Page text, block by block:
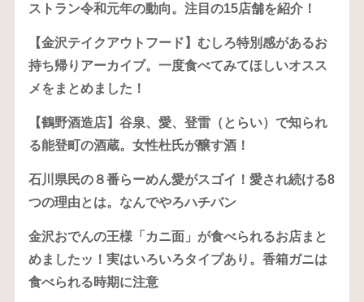
ストラン令和元年の動向。注目の15店舗を紹介！
【金沢テイクアウトフード】むしろ特別感があるお
持ち帰りアーカイブ。一度食べてみてほしいオスス
メをまとめました！
【鶴野酒造店】谷泉、愛、登雷（とらい）で知られ
る能登町の酒蔵。女性杜氏が醸す酒！
石川県民の８番らーめん愛がスゴイ！愛され続ける8
つの理由とは。なんでやろハチバン
金沢おでんの王様「カニ面」が食べられるお店まと
めましたッ！実はいろいろタイプあり。香箱ガニは
食べられる時期に注意